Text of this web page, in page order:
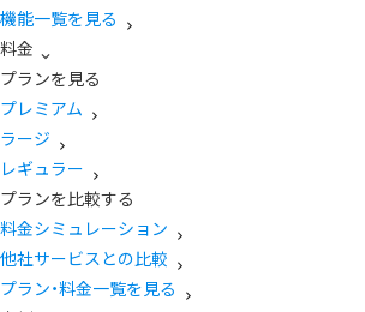
機能一覧を見る
料金
プランを見る
プレミアム
ラージ
レギュラー
プランを比較する
料金シミュレーション
他社サービスとの比較
プラン・料金一覧を見る